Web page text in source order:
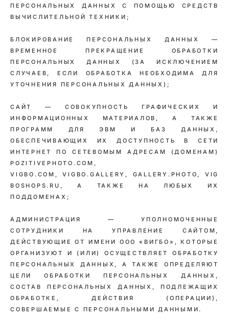
ПЕРСОНАЛЬНЫХ ДАННЫХ С ПОМОЩЬЮ СРЕДСТВ
ВЫЧИСЛИТЕЛЬНОЙ ТЕХНИКИ;
БЛОКИРОВАНИЕ ПЕРСОНАЛЬНЫХ ДАННЫХ —
ВРЕМЕННОЕ ПРЕКРАЩЕНИЕ ОБРАБОТКИ
ПЕРСОНАЛЬНЫХ ДАННЫХ (ЗА ИСКЛЮЧЕНИЕМ
СЛУЧАЕВ, ЕСЛИ ОБРАБОТКА НЕОБХОДИМА ДЛЯ
УТОЧНЕНИЯ ПЕРСОНАЛЬНЫХ ДАННЫХ);
САЙТ — СОВОКУПНОСТЬ ГРАФИЧЕСКИХ И
ИНФОРМАЦИОННЫХ МАТЕРИАЛОВ, А ТАКЖЕ
ПРОГРАММ ДЛЯ ЭВМ И БАЗ ДАННЫХ,
ОБЕСПЕЧИВАЮЩИХ ИХ ДОСТУПНОСТЬ В СЕТИ
ИНТЕРНЕТ ПО СЕТЕВОМЫМ АДРЕСАМ (ДОМЕНАМ)
POZITIVEPHOTO.COM,
VIGBO.COM, VIGBO.GALLERY, GALLERY.PHOTO, VIG
BOSHOPS.RU, А ТАКЖЕ НА ЛЮБЫХ ИХ
ПОДДОМЕНАХ;
АДМИНИСТРАЦИЯ — УПОЛНОМОЧЕННЫЕ
СОТРУДНИКИ НА УПРАВЛЕНИЕ САЙТОМ,
ДЕЙСТВУЮЩИЕ ОТ ИМЕНИ ООО «ВИГБО», КОТОРЫЕ
ОРГАНИЗУЮТ И (ИЛИ) ОСУЩЕСТВЛЯЕТ ОБРАБОТКУ
ПЕРСОНАЛЬНЫХ ДАННЫХ, А ТАКЖЕ ОПРЕДЕЛЯЮТ
ЦЕЛИ ОБРАБОТКИ ПЕРСОНАЛЬНЫХ ДАННЫХ,
СОСТАВ ПЕРСОНАЛЬНЫХ ДАННЫХ, ПОДЛЕЖАЩИХ
ОБРАБОТКЕ, ДЕЙСТВИЯ (ОПЕРАЦИИ),
СОВЕРШАЕМЫЕ С ПЕРСОНАЛЬНЫМИ ДАННЫМИ.